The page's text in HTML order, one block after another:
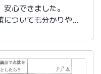
心できました。
ついても分かりやす